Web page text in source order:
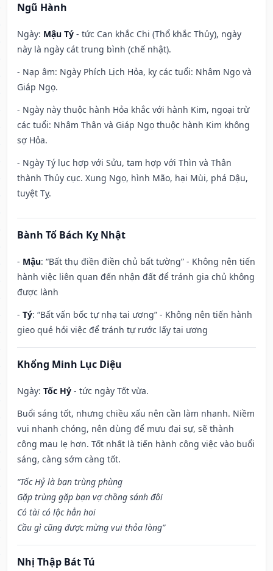
Ngũ Hành
Ngày: Mậu Tý - tức Can khắc Chi (Thổ khắc Thủy), ngày
này là ngày cát trung bình (chế nhật).
- Nạp âm: Ngày Phích Lịch Hỏa, kỵ các tuổi: Nhâm Ngọ và
Giáp Ngọ.
- Ngày này thuộc hành Hỏa khắc với hành Kim, ngoại trừ
các tuổi: Nhâm Thân và Giáp Ngọ thuộc hành Kim không
sợ Hỏa.
- Ngày Tý lục hợp với Sửu, tam hợp với Thìn và Thân
thành Thủy cục. Xung Ngọ, hình Mão, hại Mùi, phá Dậu,
tuyệt Tỵ.
Bành Tổ Bách Kỵ Nhật
- Mậu: “Bất thụ điền điền chủ bất tường” - Không nên tiến
hành việc liên quan đến nhận đất để tránh gia chủ không
được lành
- Tý: “Bất vấn bốc tự nhạ tai ương” - Không nên tiến hành
gieo quẻ hỏi việc để tránh tự rước lấy tai ương
Khổng Minh Lục Diệu
Ngày: Tốc Hỷ - tức ngày Tốt vừa.
Buổi sáng tốt, nhưng chiều xấu nên cần làm nhanh. Niềm
vui nhanh chóng, nên dùng để mưu đại sự, sẽ thành
công mau lẹ hơn. Tốt nhất là tiến hành công việc vào buổi
sáng, càng sớm càng tốt.
“Tốc Hỷ là bạn trùng phùng
Gặp trùng gặp bạn vợ chồng sánh đôi
Có tài có lộc hẳn hoi
Cầu gì cũng được mừng vui thỏa lòng”
Nhị Thập Bát Tú